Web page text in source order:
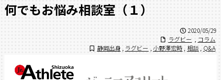
何でもお悩み相談室（１）
2020/05/29
ラグビー
コラム
静岡出身
ラグビー 小野澤宏時 相談 Q&A